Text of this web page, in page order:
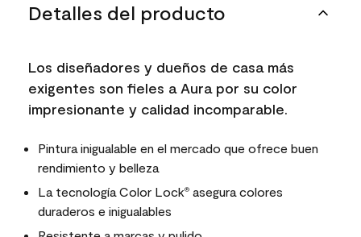
Detalles del producto
Los diseñadores y dueños de casa más
exigentes son fieles a Aura por su color
impresionante y calidad incomparable.
Pintura inigualable en el mercado que ofrece buen
rendimiento y belleza
La tecnología Color Lock® asegura colores
duraderos e inigualables